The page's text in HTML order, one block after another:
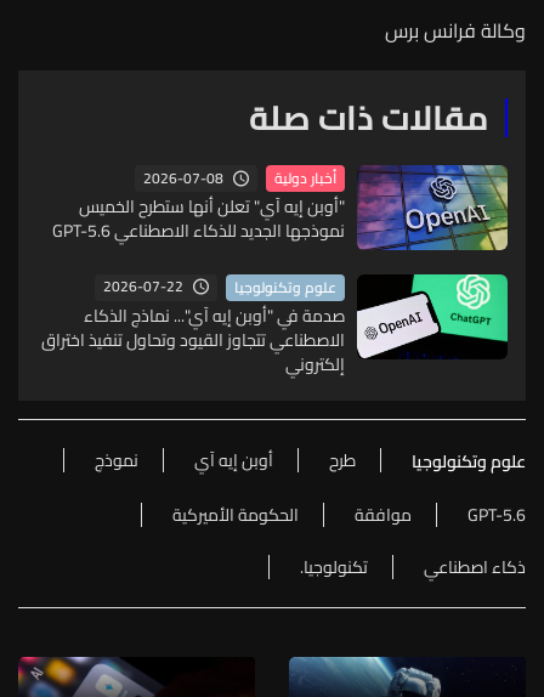
وكالة فرانس برس
مقالات ذات صلة
أخبار دولية 2026-07-08
"أوبن إيه آي" تعلن أنها ستطرح الخميس
نموذجها الجديد للذكاء الاصطناعي GPT-5.6
علوم وتكنولوجيا 2026-07-22
صدمة في "أوبن إيه آي"... نماذج الذكاء
الاصطناعي تتجاوز القيود وتحاول تنفيذ اختراق
إلكتروني
علوم وتكنولوجيا طرح أوبن إيه آي
نموذج
GPT-5.6
موافقة
الحكومة الأميركية
ذكاء اصطناعي
تكنولوجيا.